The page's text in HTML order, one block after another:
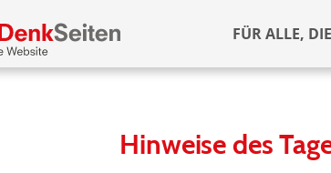
FÜR ALLE,
Hinweise des